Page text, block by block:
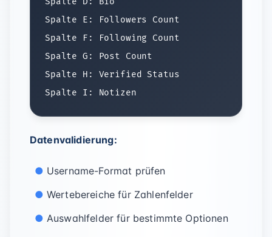
Spalte E: Followers Count
Spalte F: Following Count
Spalte G: Post Count
Spalte H: Verified Status
Datenvalidierung:
Username-Format prüfen
Wertebereiche für Zahlenfelder
Auswahlfelder für bestimmte Optionen